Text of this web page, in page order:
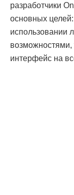
разработчики
основных
использовании
возможностями,
интерфейс на